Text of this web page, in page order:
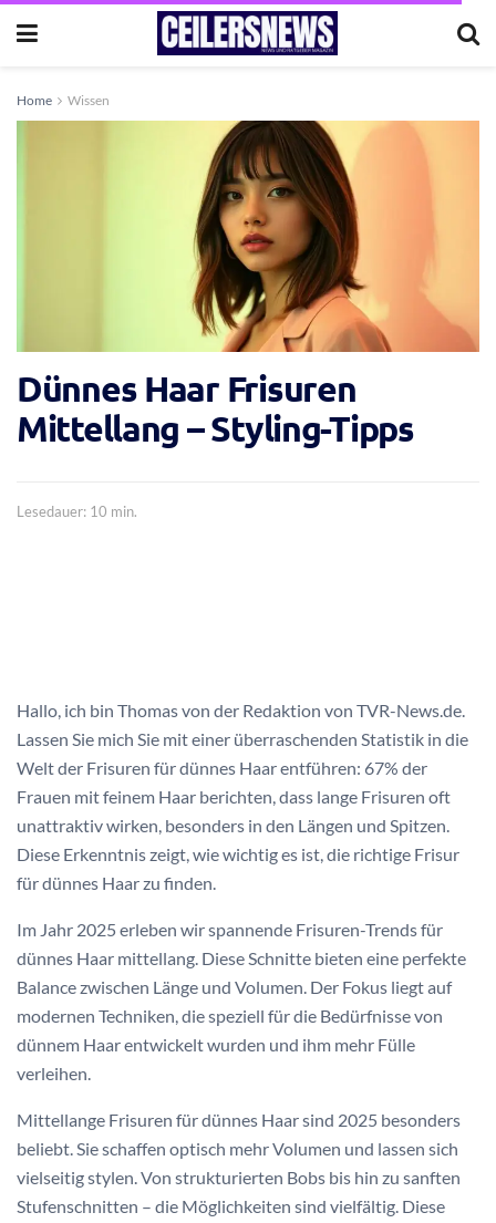
Home Wissen
Dünnes Haar Frisuren
Mittellang – Styling-Tipps
Lesedauer: 10 min.
Hallo, ich bin Thomas von der Redaktion von TVR-News.de.
Lassen Sie mich Sie mit einer überraschenden Statistik in die
Welt der Frisuren für dünnes Haar entführen: 67% der
Frauen mit feinem Haar berichten, dass lange Frisuren oft
unattraktiv wirken, besonders in den Längen und Spitzen.
Diese Erkenntnis zeigt, wie wichtig es ist, die richtige Frisur
für dünnes Haar zu finden.
Im Jahr 2025 erleben wir spannende Frisuren-Trends für
dünnes Haar mittellang. Diese Schnitte bieten eine perfekte
Balance zwischen Länge und Volumen. Der Fokus liegt auf
modernen Techniken, die speziell für die Bedürfnisse von
dünnem Haar entwickelt wurden und ihm mehr Fülle
verleihen.
Mittellange Frisuren für dünnes Haar sind 2025 besonders
beliebt. Sie schaffen optisch mehr Volumen und lassen sich
vielseitig stylen. Von strukturierten Bobs bis hin zu sanften
Stufenschnitten – die Möglichkeiten sind vielfältig. Diese